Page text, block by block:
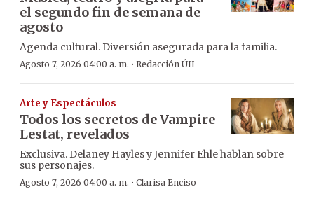
el segundo fin de semana de
agosto
Agenda cultural. Diversión asegurada para la familia.
Agosto 7, 2026 04:00 a. m. · Redacción ÚH
Arte y Espectáculos
Todos los secretos de Vampire
Lestat, revelados
Exclusiva. Delaney Hayles y Jennifer Ehle hablan sobre
sus personajes.
Agosto 7, 2026 04:00 a. m. · Clarisa Enciso